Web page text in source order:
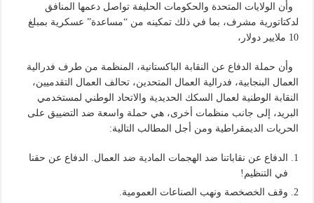
وأن الولايات المتحدة والحكومات الحليفة تواصل دعمها المنافق
لدكتاتورية مشرف، بما في ذلك تمكينه من “مساعدة” عسكرية بمبلغ
10 ملايير دولار،
وأن حملة الدفاع عن النقابة الباكستانية، المنظمة من طرف فدرالية
العمال البنجابية، فدرالية العمال المتحدين، تحالف العمال التقدميين،
النقابة الوطنية لعمال السكك الحديدية والاتحاد الوطني لمستخدمي
البريد، إلى جانب منظمات أخرى، هي حملة واسعة ضد التضييق على
الحريات الديمقراطية ومن أجل المطالب التالية:
الدفاع عن نقاباتنا ضد الهجمات المادية ضد العمال. الدفاع عن حقنا
في التنظيم!
وقف الخصخصة ونهب الصناعات العمومية.